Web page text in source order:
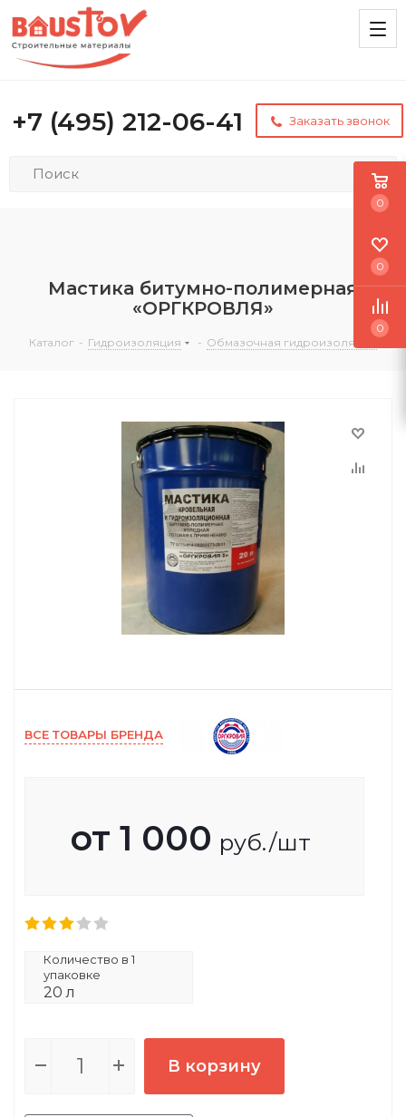
+7 (495) 212-06-41 Заказать звонок
Мастика битумно-полимерная
«ОРГКРОВЛЯ»
Каталог - Гидроизоляция - Обмазочная гидроизоляция
ВСЕ ТОВАРЫ БРЕНДА
от 1 000 руб./шт
Количество в 1
упаковке
20 л
В корзину
0
0
0